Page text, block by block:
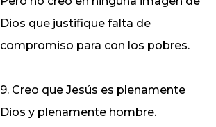
Dios que justifique falta de
compromiso para con los pobres.
9. Creo que Jesús es plenamente
Dios y plenamente hombre.